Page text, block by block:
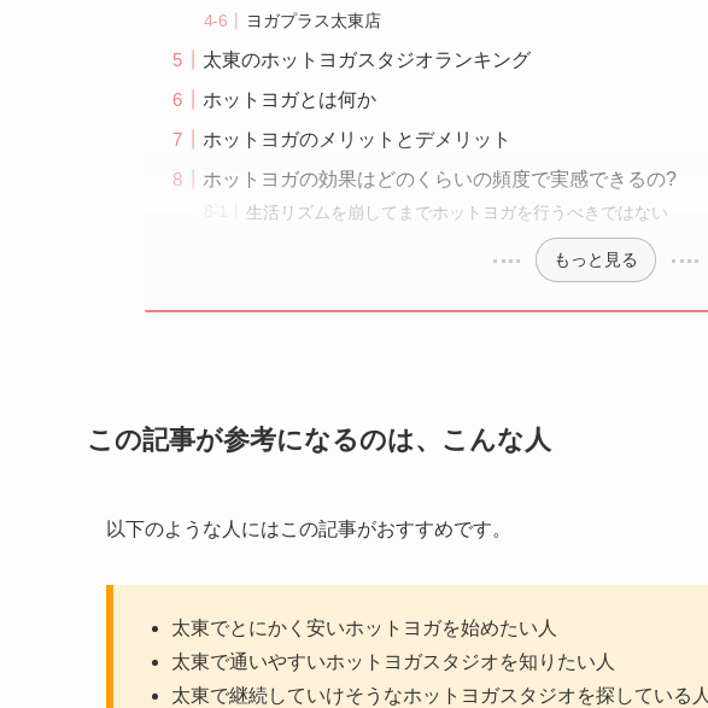
ヨガプラス太東店
太東のホットヨガスタジオランキング
ホットヨガとは何か
ホットヨガのメリットとデメリット
ホットヨガの効果はどのくらいの頻度で実感できるの?
生活リズムを崩してまでホットヨガを行うべきではない
もっと見る
この記事が参考になるのは、こんな人
以下のような人にはこの記事がおすすめです。
太東でとにかく安いホットヨガを始めたい人
太東で通いやすいホットヨガスタジオを知りたい人
太東で継続していけそうなホットヨガスタジオを探している人